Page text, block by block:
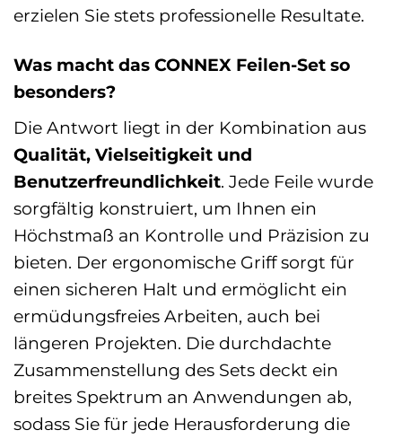
erzielen Sie stets professionelle Resultate.
Was macht das CONNEX Feilen-Set so
besonders?
Die Antwort liegt in der Kombination aus
Qualität, Vielseitigkeit und
Benutzerfreundlichkeit. Jede Feile wurde
sorgfältig konstruiert, um Ihnen ein
Höchstmaß an Kontrolle und Präzision zu
bieten. Der ergonomische Griff sorgt für
einen sicheren Halt und ermöglicht ein
ermüdungsfreies Arbeiten, auch bei
längeren Projekten. Die durchdachte
Zusammenstellung des Sets deckt ein
breites Spektrum an Anwendungen ab,
sodass Sie für jede Herausforderung die